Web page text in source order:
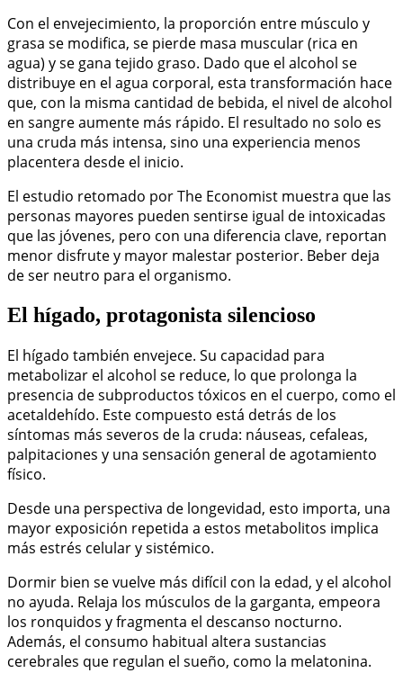
Con el envejecimiento, la proporción entre músculo y
grasa se modifica, se pierde masa muscular (rica en
agua) y se gana tejido graso. Dado que el alcohol se
distribuye en el agua corporal, esta transformación hace
que, con la misma cantidad de bebida, el nivel de alcohol
en sangre aumente más rápido. El resultado no solo es
una cruda más intensa, sino una experiencia menos
placentera desde el inicio.
El estudio retomado por The Economist muestra que las
personas mayores pueden sentirse igual de intoxicadas
que las jóvenes, pero con una diferencia clave, reportan
menor disfrute y mayor malestar posterior. Beber deja
de ser neutro para el organismo.
El hígado, protagonista silencioso
El hígado también envejece. Su capacidad para
metabolizar el alcohol se reduce, lo que prolonga la
presencia de subproductos tóxicos en el cuerpo, como el
acetaldehído. Este compuesto está detrás de los
síntomas más severos de la cruda: náuseas, cefaleas,
palpitaciones y una sensación general de agotamiento
físico.
Desde una perspectiva de longevidad, esto importa, una
mayor exposición repetida a estos metabolitos implica
más estrés celular y sistémico.
Dormir bien se vuelve más difícil con la edad, y el alcohol
no ayuda. Relaja los músculos de la garganta, empeora
los ronquidos y fragmenta el descanso nocturno.
Además, el consumo habitual altera sustancias
cerebrales que regulan el sueño, como la melatonina.